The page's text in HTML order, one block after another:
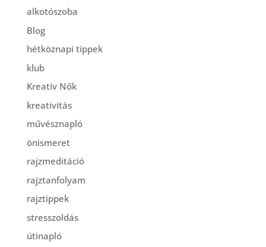
alkotószoba
Blog
hétköznapi tippek
klub
Kreatív Nők
kreativitás
művésznapló
önismeret
rajzmeditáció
rajztanfolyam
rajztippek
stresszoldás
útinapló